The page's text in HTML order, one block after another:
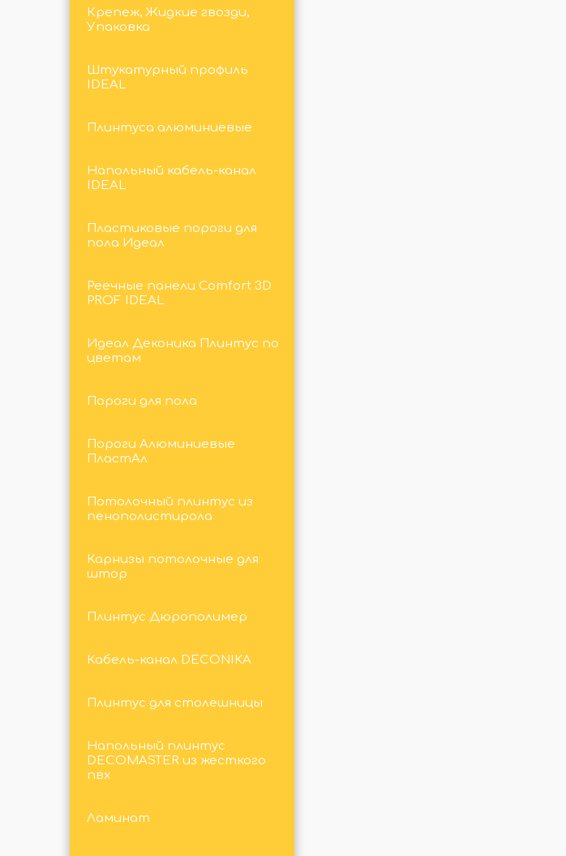
Крепеж, Жидкие гвозди,
Упаковка
Штукатурный профиль
IDEAL
Плинтуса алюминиевые
Напольный кабель-канал
IDEAL
Пластиковые пороги для
пола Идеал
Реечные панели Comfort 3D
PROF IDEAL
Идеал Деконика Плинтус по
цветам
Пороги для пола
Пороги Алюминиевые
ПластАл
Потолочный плинтус из
пенополистирола
Карнизы потолочные для
штор
Плинтус Дюрополимер
Кабель-канал DECONIKA
Плинтус для столешницы
Напольный плинтус
DECOMASTER из жесткого
пвх
Ламинат